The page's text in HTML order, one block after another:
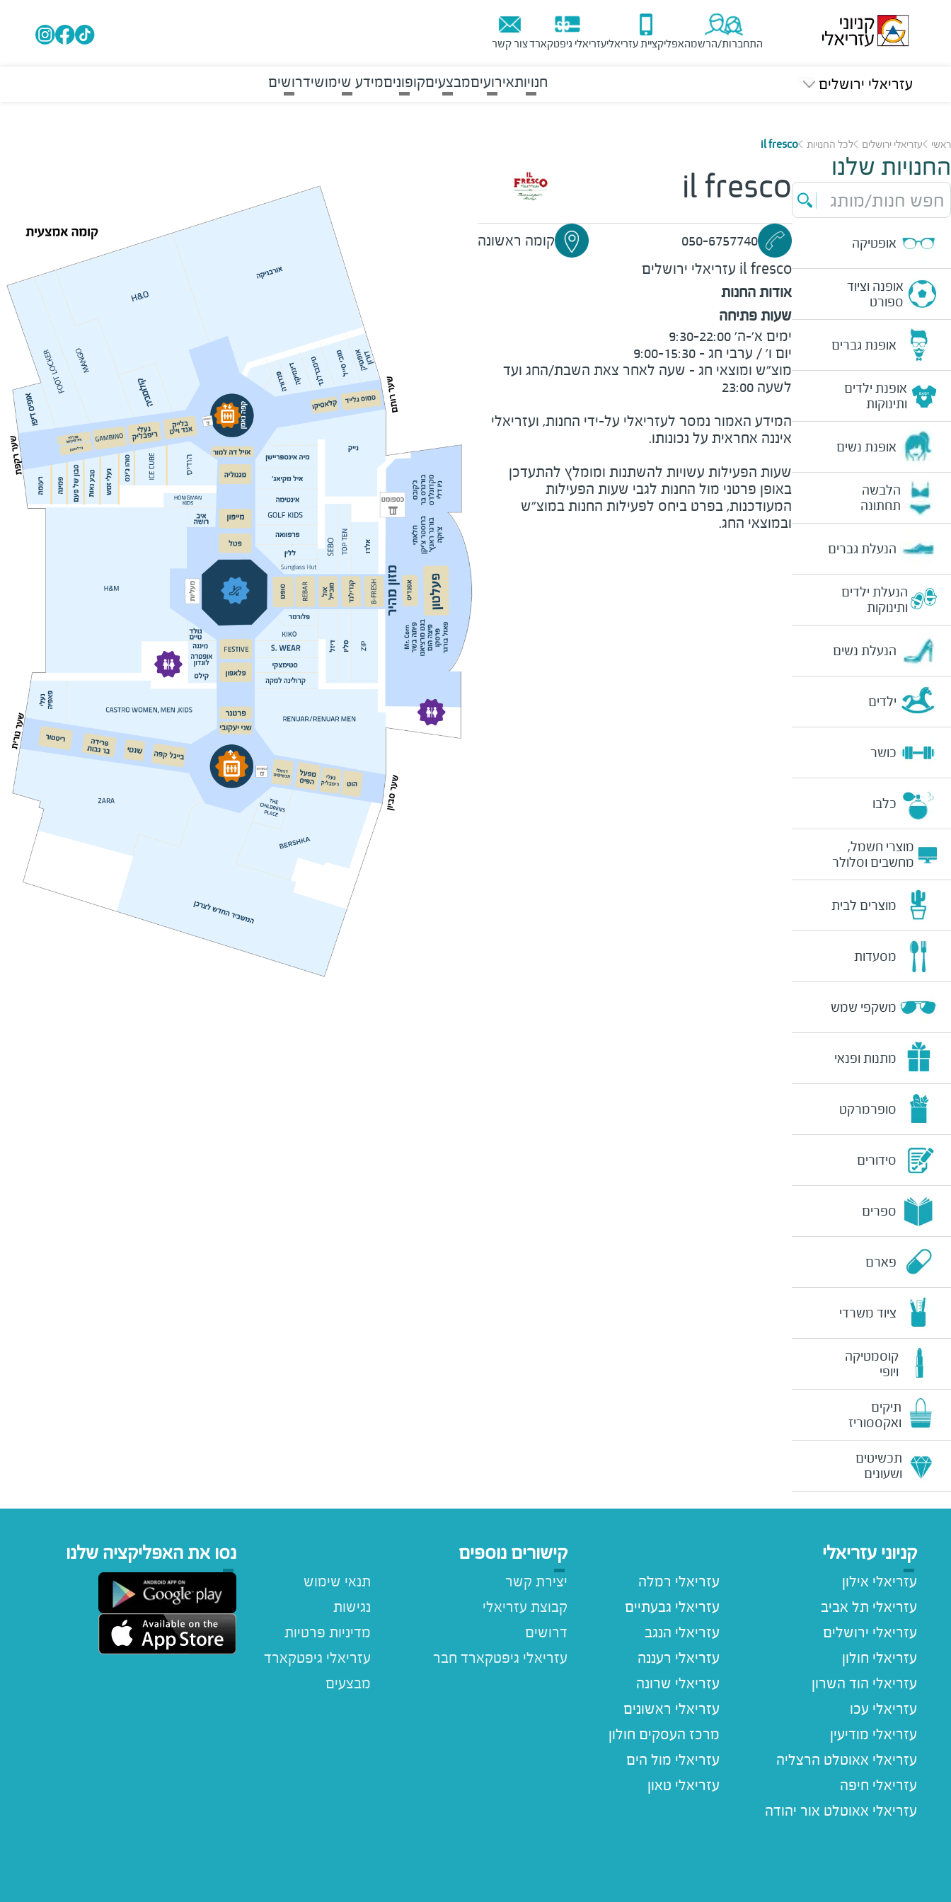
התחברות/הרשמהאפליקציית עזריאליעזריאלי גיפטקארדצור קשר
עזריאלי ירושלים חנויותאירועיםמבצעיםקופוניםמידע שימושידרושים
ראשי עזריאלי ירושלים לכל החנויות il fresco
החנויות שלנו
חפש חנות/מותג
אופטיקה
אופנה וציוד
ספורט
אופנת גברים
אופנת ילדים
ותינוקות
אופנת נשים
הלבשה
תחתונה
הנעלת גברים
הנעלת ילדים
ותינוקות
הנעלת נשים
ילדים
כושר
כלבו
מוצרי חשמל,
מחשבים וסלולר
מוצרים לבית
מסעדות
משקפי שמש
מתנות ופנאי
סופרמרקט
סידורים
ספרים
פארם
ציוד משרדי
קוסמטיקה
ויופי
תיקים
ואקססוריז
תכשיטים
ושעונים
il fresco
050-6757740
קומה ראשונה
il fresco עזריאלי ירושלים
אודות החנות
שעות פתיחה
המידע האמור נמסר לעזריאלי על-ידי החנות, ועזריאלי
שעות הפעילות עשויות להשתנות ומומלץ להתעדכן
באופן פרטני מול החנות לגבי שעות הפעילות
המעודכנות, בפרט ביחס לפעילות החנות במוצ"ש
ובמוצאי החג.
קניוני עזריאלי
עזריאלי אילון
עזריאלי תל אביב
עזריאלי ירושלים
עזריאלי חולון
עזריאלי הוד השרון
עזריאלי עכו
עזריאלי מודיעין
עזריאלי אאוטלט הרצליה
עזריאלי חיפה
עזריאלי אאוטלט אור יהודה
עזריאלי רמלה
עזריאלי גבעתיים
עזריאלי הנגב
עזריאלי רעננה
עזריאלי שרונה
עזריאלי ראשונים
מרכז העסקים חולון
עזריאלי מול הים
עזריאלי טאון
קישורים נוספים
תנאי שימוש
נגישות
מדיניות פרטיות
עזריאלי גיפטקארד
מבצעים
יצירת קשר
קבוצת עזריאלי
דרושים
נסו את האפליקציה שלנו